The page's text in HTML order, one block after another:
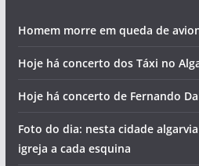
Homem morre em queda de
Hoje há concerto dos Táxi no
Hoje há concerto de Fernando
Foto do dia: nesta cidade
igreja a cada esquina